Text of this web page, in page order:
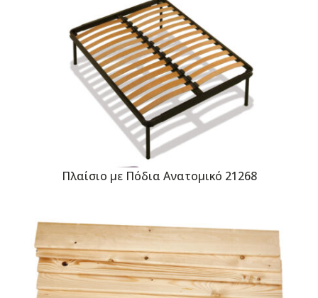
Πλαίσιο με Πόδια Ανατομικό 21268